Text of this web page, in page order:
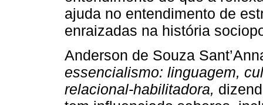
ajuda no entendimento de
enraizadas na história
Anderson de Souza
essencialismo: linguagem,
relacional-habilitadora,